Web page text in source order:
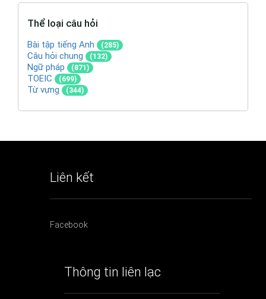
Thể loại câu hỏi
Bài tập tiếng Anh (285)
Câu hỏi chung (132)
Ngữ pháp (871)
TOEIC (699)
Từ vựng (344)
Liên kết
Facebook
Thông tin liên lạc